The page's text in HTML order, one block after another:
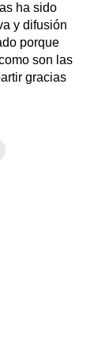
ha sido
y difusión
porque
son las
gracias